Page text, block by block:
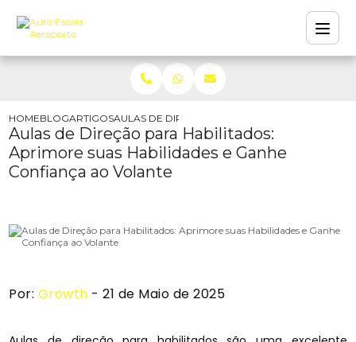
HOMEBLOGARTIGOSAULAS DE DIREÇÃO PARA HABILITADOS:
Aulas de Direção para Habilitados:
Aprimore suas Habilidades e Ganhe
Confiança ao Volante
Por: Growth - 21 de Maio de 2025